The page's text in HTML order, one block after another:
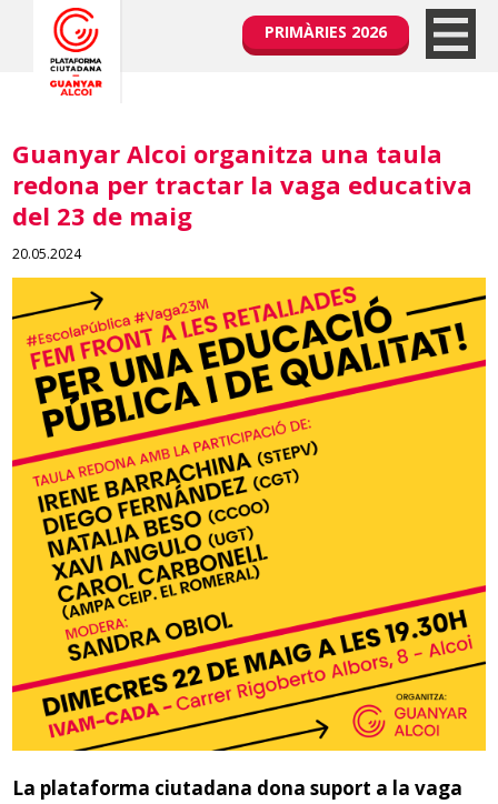
PRIMÀRIES 2026
Guanyar Alcoi organitza una taula
redona per tractar la vaga educativa
del 23 de maig
20.05.2024
La plataforma ciutadana dona suport a la vaga